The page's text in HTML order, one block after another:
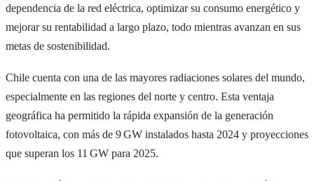
dependencia de la red eléctrica, optimizar su consumo energético y
mejorar su rentabilidad a largo plazo, todo mientras avanzan en sus
metas de sostenibilidad.
Chile cuenta con una de las mayores radiaciones solares del mundo,
especialmente en las regiones del norte y centro. Esta ventaja
geográfica ha permitido la rápida expansión de la generación
fotovoltaica, con más de 9 GW instalados hasta 2024 y proyecciones
que superan los 11 GW para 2025.